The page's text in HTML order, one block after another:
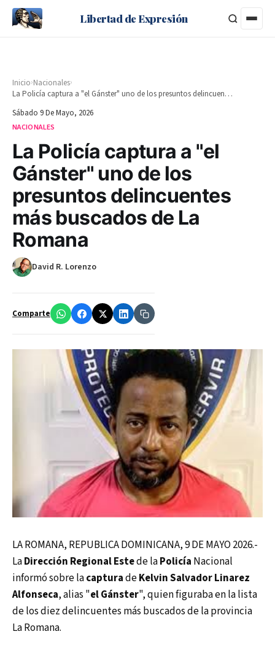
Libertad de Expresión
Inicio›Nacionales›
La Policía captura a "el Gánster" uno de los presuntos delincuentes más buscados de La Romana
Sábado 9 De Mayo, 2026
NACIONALES
La Policía captura a "el
Gánster" uno de los
presuntos delincuentes
más buscados de La
Romana
David R. Lorenzo
Comparte
LA ROMANA, REPUBLICA DOMINICANA, 9 DE MAYO 2026.-
LaDirección Regional Estede laPolicía Nacional
informó sobre lacapturadeKelvin Salvador Linarez
Alfonseca, alias "el Gánster", quien figuraba en la lista
de los diez delincuentes más buscados de la provincia
La Romana.